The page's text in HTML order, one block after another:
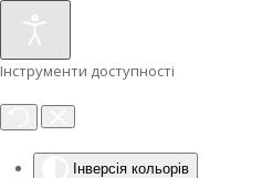
Інструменти доступності
Інверсія кольорів